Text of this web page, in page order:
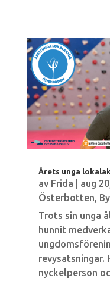
Årets unga
av Frida aug
Österbotten,
Trots sin unga
hunnit
revysatsningar.
nyckelperson